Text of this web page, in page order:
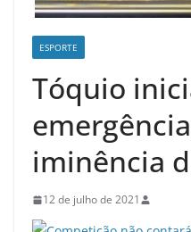
ESPORTE
Tóquio
iminência
12 de julho de 2021